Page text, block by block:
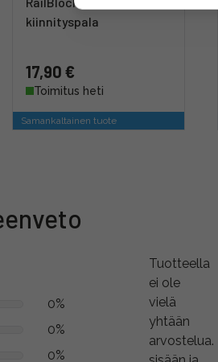
kiinnityspala
17,90 €
Toimitus heti
Samankaltainen tuote
0%
0%
0%
Tuotteella
ei ole
vielä
yhtään
arvostelua.